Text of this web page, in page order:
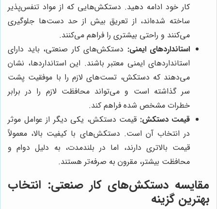
کار خود ادامه دهید. دستکش‌هایی که از مواد تنفس‌پذیر
ساخته شده‌اند، از تعریق بیش از حد دست‌ها جلوگیری
می‌کنند و راحتی بیشتری را فراهم می‌کنند.
استانداردهای ایمنی: دستکش‌های کار صنعتی، باید دارای
استانداردهای ایمنی معتبر باشند. این استانداردها، نشان
می‌دهند که دستکش، تست‌های لازم را با موفقیت پشت
سر گذاشته است و می‌تواند محافظت لازم را در برابر
خطرات مشخص شده فراهم کند.
قیمت دستکش: قیمت دستکش، یکی دیگر از عوامل موثر
در انتخاب آن است. دستکش‌های با کیفیت بالا، معمولاً
قیمت بالاتری دارند، اما در بلندمدت، به دلیل دوام و
محافظت بیشتر، مقرون به صرفه‌تر هستند.
مقایسه دستکش‌های کار صنعتی: انتخاب
بهترین گزینه